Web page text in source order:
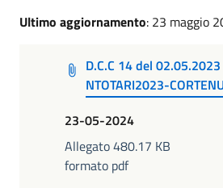
Ultimo aggiornamento: 23 maggio
D.C.C 14 del 02.05.2023
NTOTARI2023-
23-05-2024
Allegato 480.17 KB
formato pdf